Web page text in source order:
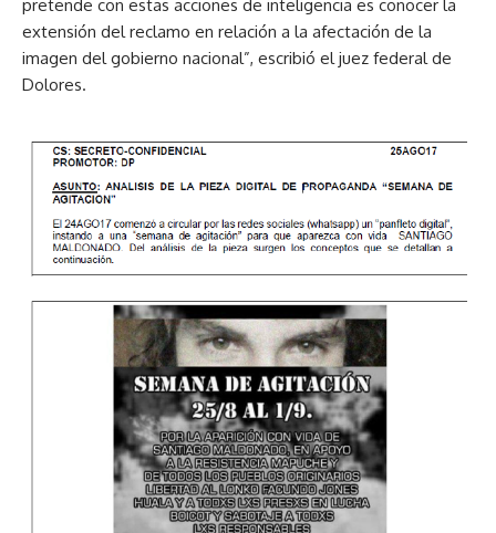
pretende con estas acciones de inteligencia es conocer la
extensión del reclamo en relación a la afectación de la
imagen del gobierno nacional”, escribió el juez federal de
Dolores.